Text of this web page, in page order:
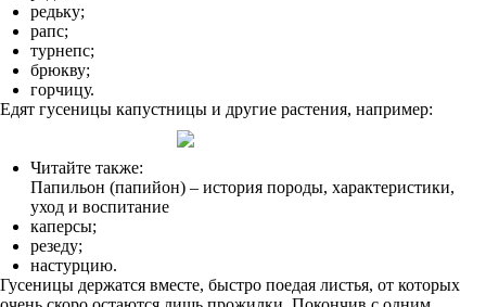
редьку;
рапс;
турнепс;
брюкву;
горчицу.
Едят гусеницы капустницы и другие растения, например:
Читайте также:
Папильон (папийон) – история породы, характеристики,
уход и воспитание
каперсы;
резеду;
настурцию.
Гусеницы держатся вместе, быстро поедая листья, от которых